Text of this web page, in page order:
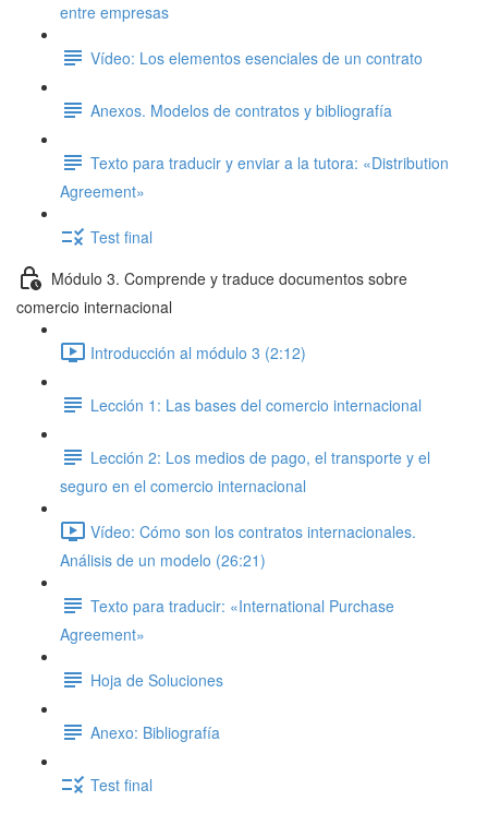
entre empresas
Vídeo: Los elementos esenciales de un contrato
Anexos. Modelos de contratos y bibliografía
Texto para traducir y enviar a la tutora: «Distribution
Agreement»
Test final
Módulo 3. Comprende y traduce documentos sobre
comercio internacional
Introducción al módulo 3 (2:12)
Lección 1: Las bases del comercio internacional
Lección 2: Los medios de pago, el transporte y el
seguro en el comercio internacional
Vídeo: Cómo son los contratos internacionales.
Análisis de un modelo (26:21)
Texto para traducir: «International Purchase
Agreement»
Hoja de Soluciones
Anexo: Bibliografía
Test final